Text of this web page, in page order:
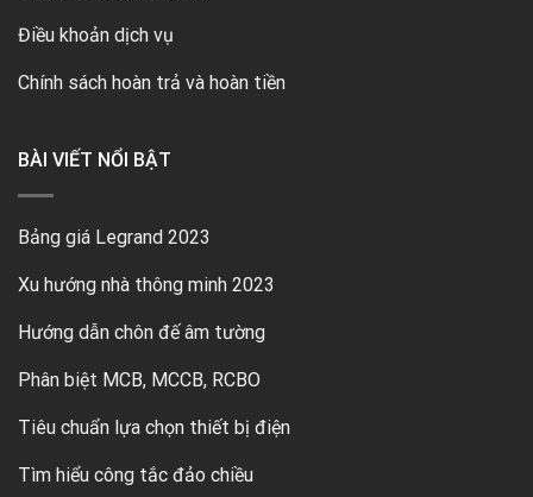
Điều khoản dịch vụ
Chính sách hoàn trả và hoàn tiền
BÀI VIẾT NỔI BẬT
Bảng giá Legrand 2023
Xu hướng nhà thông minh 2023
Hướng dẫn chôn đế âm tường
Phân biệt MCB, MCCB, RCBO
Tiêu chuẩn lựa chọn thiết bị điện
Tìm hiểu công tắc đảo chiều